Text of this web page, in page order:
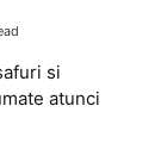
si
atunci